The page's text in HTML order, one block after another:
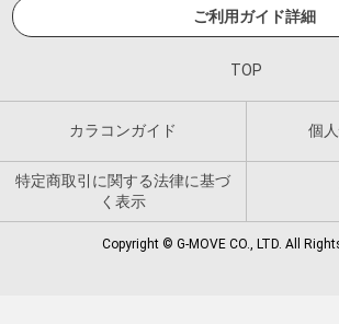
ご利用ガイド詳細
TOP
カラコンガイド 個
特定商取引に関する法律に基づ
く表示
Copyright © G-MOVE CO., LTD. All